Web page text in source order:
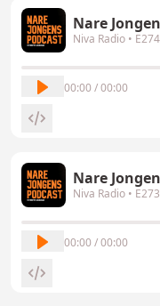
Nare
Niva Radio • E274
00:00 / 00:00
Niva Radio • E273
00:00 / 00:00